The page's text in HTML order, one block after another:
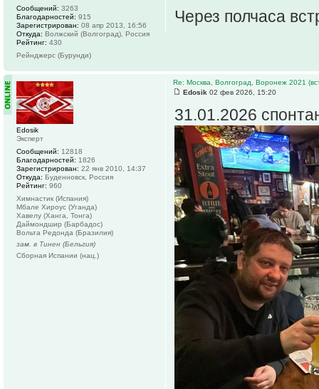
Через полчаса
Сообщений: 3263
Благодарностей: 915
Зарегистрирован: 08 апр 2013, 16:56
Откуда: Волжский (Волгоград), Россия
Рейтинг: 430
Рейнджерс (Бурунди)
Re: Москва, Волгоград, Воронеж 2021
Edosik 02 фев 2026, 15:20
31.01.2026
Edosik
Эксперт
Сообщений: 12818
Благодарностей: 1826
Зарегистрирован: 22 янв 2010, 14:37
Откуда: Буденновск, Россия
Рейтинг: 960
Химнастик (Испания)
Мбале Хироус (Уганда)
Хавелу (Ханга, Тонга)
Даймондшир (Барбадос)
Вольта Редонда (Бразилия)
зам. в Тинен (Бельгия)
Сборная Испании (нац.)